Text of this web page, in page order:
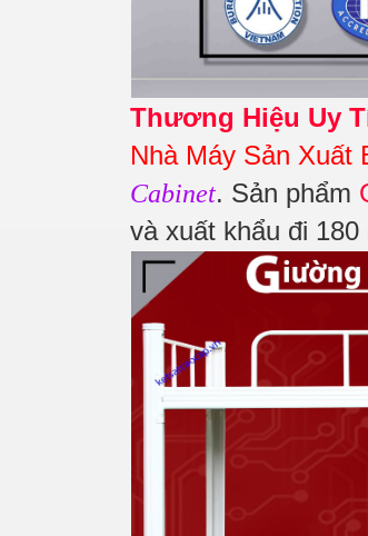
Thương Hiệu Uy
Nhà Máy Sản Xuất
Cabinet. Sản phẩm
và xuất khẩu đi 180